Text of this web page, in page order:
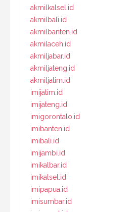
akmilkalsel.id
akmilbali.id
akmilbanten.id
akmilaceh.id
akmiljabar.id
akmiljateng.id
akmiljatim.id
imijatim.id
imijateng.id
imigorontalo.id
imibanten.id
imibali.id
imijambi.id
imikalbar.id
imikalsel.id
imipapua.id
imisumbar.id